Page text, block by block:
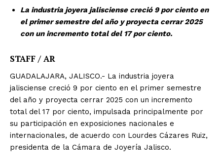
La industria joyera jalisciense creció 9 por ciento en
el primer semestre del año y proyecta cerrar 2025
con un incremento total del 17 por ciento.
STAFF / AR
GUADALAJARA, JALISCO.- La industria joyera
jalisciense creció 9 por ciento en el primer semestre
del año y proyecta cerrar 2025 con un incremento
total del 17 por ciento, impulsada principalmente por
su participación en exposiciones nacionales e
internacionales, de acuerdo con Lourdes Cázares Ruiz,
presidenta de la Cámara de Joyería Jalisco.